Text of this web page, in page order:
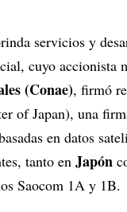
servicios y
cuyo accionista
(Conae), firmó
of Japan), una
en datos
tanto en Japón
Saocom 1A y 1B.